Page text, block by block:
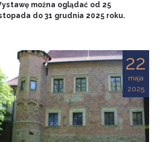
można oglądać od 25
do 31 grudnia 2025 roku.
22
maja
2025